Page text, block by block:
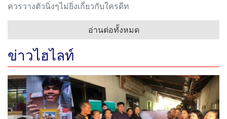
ควรวางตัวนิ่งๆไม่ยิ่งเกี่ยวกับใครดีท
อ่านต่อทั้งหมด
ข่าวไฮไลท์